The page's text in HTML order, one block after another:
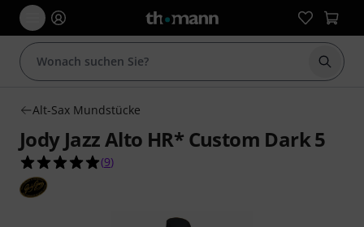
Suche
Alt-Sax Mundstücke
Jody Jazz Alto HR* Custom Dark 5
5.0 von 5 Sternen aus 9 Kundenbewertungen
(9)